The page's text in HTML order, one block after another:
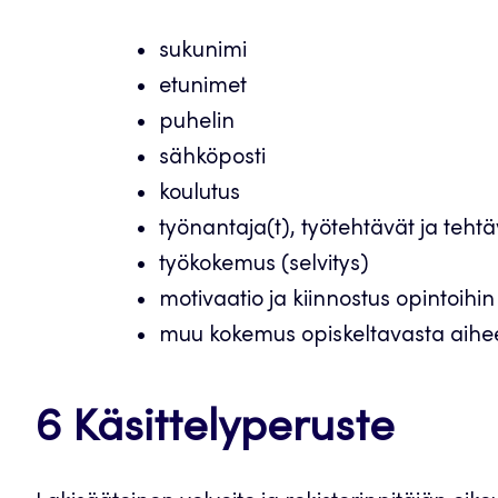
sukunimi
etunimet
puhelin
sähköposti
koulutus
työnantaja(t), työtehtävät ja
työkokemus (selvitys)
motivaatio ja kiinnostus opintoihin
muu kokemus opiskeltavasta
6 Käsittelyperuste